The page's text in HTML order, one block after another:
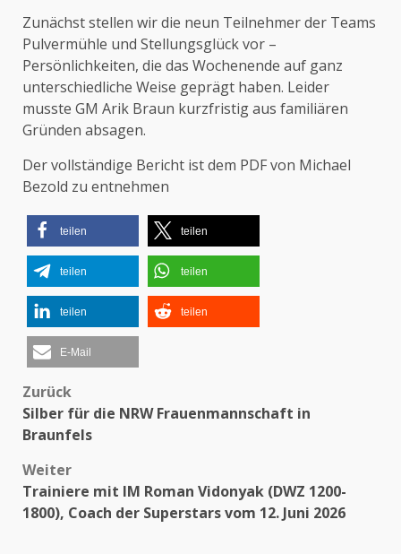
Zunächst stellen wir die neun Teilnehmer der Teams
Pulvermühle und Stellungsglück vor –
Persönlichkeiten, die das Wochenende auf ganz
unterschiedliche Weise geprägt haben. Leider
musste GM Arik Braun kurzfristig aus familiären
Gründen absagen.
Der vollständige Bericht ist dem PDF von Michael
Bezold zu entnehmen
teilen teilen
teilen teilen
teilen teilen
E-Mail
Beitragsnavigation
Zurück
Silber für die NRW Frauenmannschaft in
Braunfels
Weiter
Trainiere mit IM Roman Vidonyak (DWZ 1200-
1800), Coach der Superstars vom 12. Juni 2026